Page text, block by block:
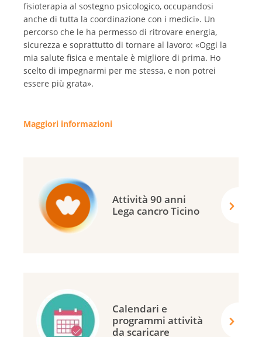
fisioterapia al sostegno psicologico, occupandosi
anche di tutta la coordinazione con i medici». Un
percorso che le ha permesso di ritrovare energia,
sicurezza e soprattutto di tornare al lavoro: «Oggi la
mia salute fisica e mentale è migliore di prima. Ho
scelto di impegnarmi per me stessa, e non potrei
essere più grata».
Maggiori informazioni
Attività 90 anni
Lega cancro Ticino
Calendari e
programmi attività
da scaricare